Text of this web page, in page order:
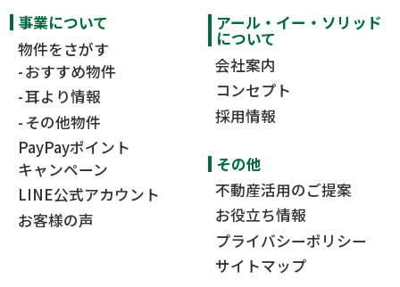
事業について
物件をさがす
おすすめ物件
耳より情報
その他物件
PayPayポイント
キャンペーン
LINE公式アカウント
お客様の声
アール・イー・ソリッド
について
会社案内
コンセプト
採用情報
その他
不動産活用のご提案
お役立ち情報
プライバシーポリシー
サイトマップ